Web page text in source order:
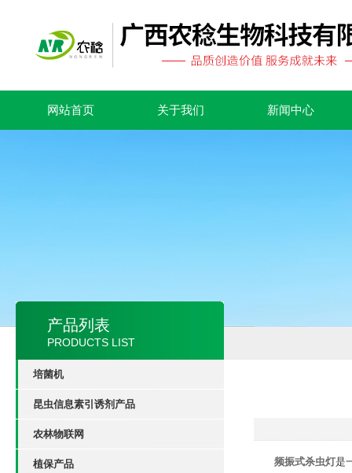
网站首页 关于我们 新闻中心
产品列表
PRODUCTS LIST
培菌机
昆虫信息素引诱剂产品
农林物联网
植保产品 频振式杀虫灯是